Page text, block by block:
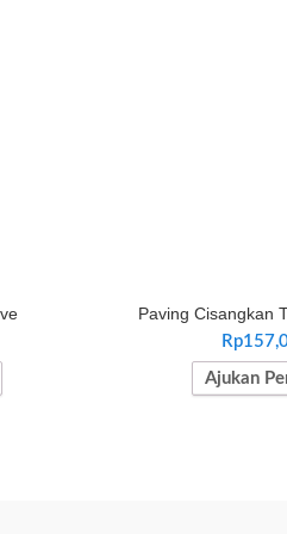
Paving Cisangkan
Rp
Ajukan